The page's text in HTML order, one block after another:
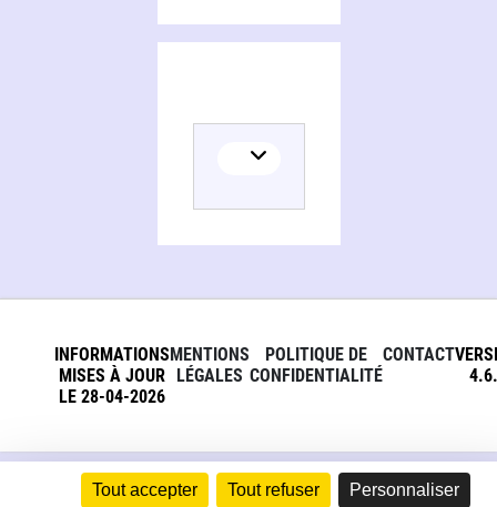
Tout accepter Tout refuser Personnaliser
INFORMATIONS
MISES À JOUR
LE 28-04-2026
MENTIONS
LÉGALES
POLITIQUE DE
CONFIDENTIALITÉ
CONTACT